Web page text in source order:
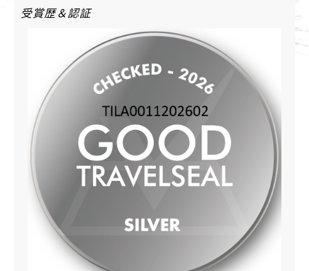
受賞歴＆認証